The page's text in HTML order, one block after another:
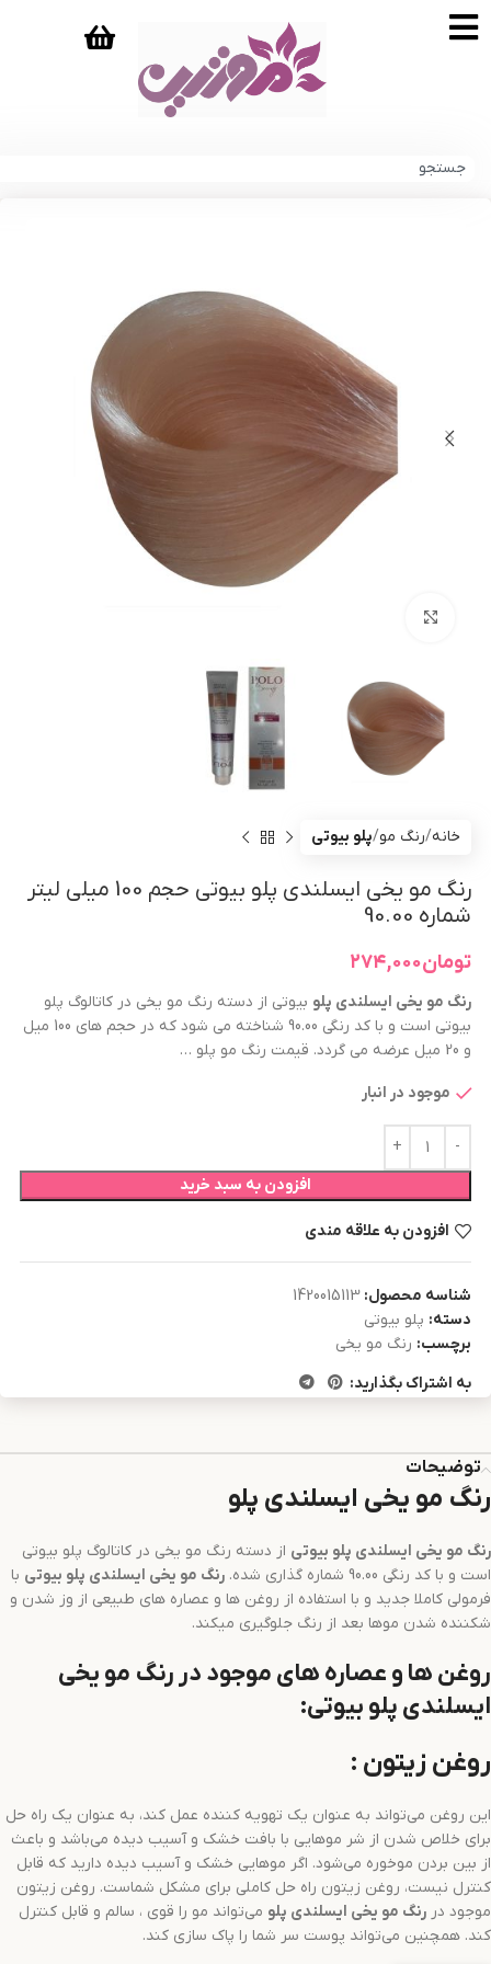
خانه رنگ مو پلو بیوتی
رنگ مو یخی ایسلندی پلو بیوتی حجم 100 میلی لیتر
شماره 90.00
تومان۲۷۴,۰۰۰
رنگ مو یخی ایسلندی پلو بیوتی از دسته رنگ مو یخی در کاتالوگ پلو
بیوتی است و با کد رنگی 90.00 شناخته می شود که در حجم های 100 میل
و 20 میل عرضه می گردد. قیمت رنگ مو پلو …
موجود در انبار
افزودن به سبد خرید
افزودن به علاقه مندی
شناسه محصول: 1420015113
دسته: پلو بیوتی
برچسب: رنگ مو یخی
به اشتراک بگذارید:
توضیحات
رنگ مو یخی ایسلندی پلو
رنگ مو یخی ایسلندی پلو بیوتی از دسته رنگ مو یخی در کاتالوگ پلو بیوتی
است و با کد رنگی 90.00 شماره گذاری شده.
رنگ مو یخی ایسلندی پلو بیوتی با
فرمولی کاملا جدید و با استفاده از روغن ها و عصاره های طبیعی از وز شدن و
شکننده شدن موها بعد از رنگ جلوگیری میکند.
روغن ها و عصاره های موجود در رنگ مو یخی
ایسلندی پلو بیوتی:
روغن زیتون :
این روغن می‌تواند به عنوان یک تهویه کننده عمل کند، به عنوان یک راه حل
برای خلاص شدن از شر موهایی با بافت خشک و آسیب دیده می‌باشد و باعث
از بین بردن موخوره می‌شود. اگر موهایی خشک و آسیب دیده دارید که قابل
کنترل نیست، روغن زیتون راه حل کاملی برای مشکل شماست. روغن زیتون
موجود در رنگ مو یخی ایسلندی پلو می‌تواند مو را قوی ، سالم و قابل کنترل
کند. همچنین می‌تواند پوست سر شما را پاک سازی کند.